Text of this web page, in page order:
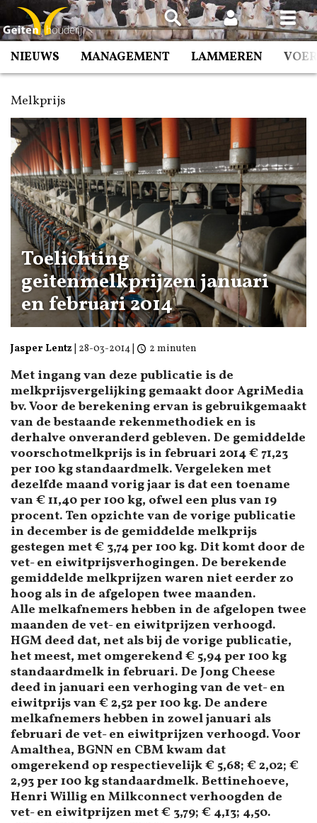
Spring
naar
inhoud
NIEUWS MANAGEMENT LAMMEREN
Melkprijs
Toelichting
geitenmelkprijzen januari
en februari 2014
Jasper Lentz 28-03-2014 2 minuten
Met ingang van deze publicatie is de
melkprijsvergelijking gemaakt door AgriMedia
bv. Voor de berekening ervan is gebruikgemaakt
van de bestaande rekenmethodiek en is
derhalve onveranderd gebleven. De gemiddelde
voorschotmelkprijs is in februari 2014 € 71,23
per 100 kg standaardmelk. Vergeleken met
dezelfde maand vorig jaar is dat een toename
van € 11,40 per 100 kg, ofwel een plus van 19
procent. Ten opzichte van de vorige publicatie
in december is de gemiddelde melkprijs
gestegen met € 3,74 per 100 kg. Dit komt door de
vet- en eiwitprijsverhogingen. De berekende
gemiddelde melkprijzen waren niet eerder zo
hoog als in de afgelopen twee maanden.
Alle melkafnemers hebben in de afgelopen twee
maanden de vet- en eiwitprijzen verhoogd.
HGM deed dat, net als bij de vorige publicatie,
het meest, met omgerekend € 5,94 per 100 kg
standaardmelk in februari. De Jong Cheese
deed in januari een verhoging van de vet- en
eiwitprijs van € 2,52 per 100 kg. De andere
melkafnemers hebben in zowel januari als
februari de vet- en eiwitprijzen verhoogd. Voor
Amalthea, BGNN en CBM kwam dat
omgerekend op respectievelijk € 5,68; € 2,02; €
2,93 per 100 kg standaardmelk. Bettinehoeve,
Henri Willig en Milkconnect verhoogden de
vet- en eiwitprijzen met € 3,79; € 4,13; 4,50.